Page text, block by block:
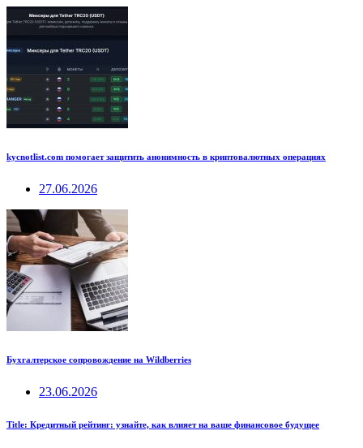
kycnotlist.com помогает защитить анонимность в криптовалютных операциях
27.06.2026
Бухгалтерское сопровождение на Wildberries
23.06.2026
Title: Кредитный рейтинг: узнайте, как влияет на ваше финансовое будущее